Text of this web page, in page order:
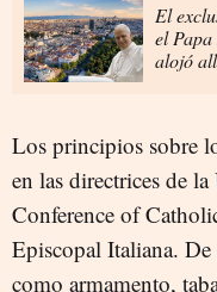
El
el
alojó
Los principios sobre
en las directrices de
Conference of
Episcopal Italiana. De
como armamento,